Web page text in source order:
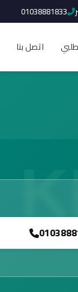
01038881833
اتصل بنا